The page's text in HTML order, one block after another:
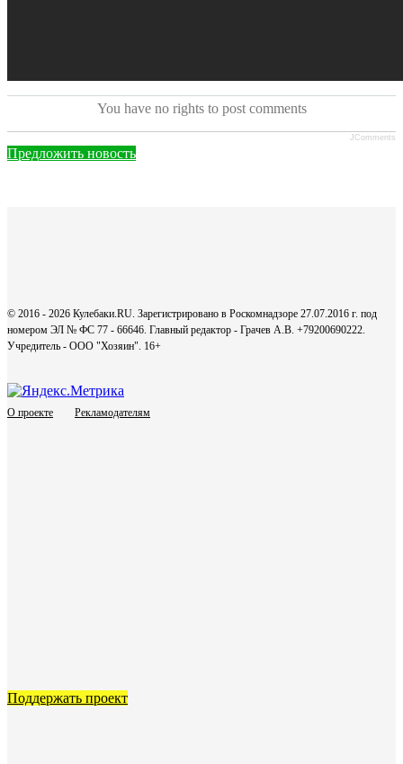
You have no rights to post comments
JComments
Предложить новость
© 2016 - 2026 Кулебаки.RU. Зарегистрировано в Роскомнадзоре 27.07.2016 г. под
номером ЭЛ № ФС 77 - 66646. Главный редактор - Грачев А.В. +79200690222.
Учредитель - ООО "Хозяин". 16+
О проекте Рекламодателям
Поддержать проект